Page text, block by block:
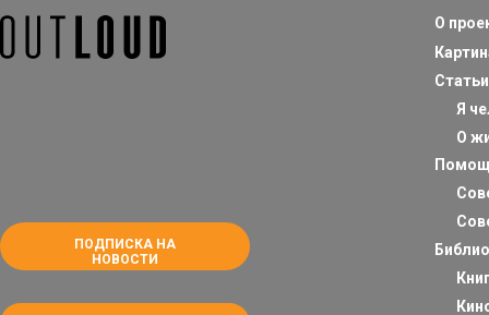
ПОДПИСКА НА
НОВОСТИ
О
Статьи
Я
О